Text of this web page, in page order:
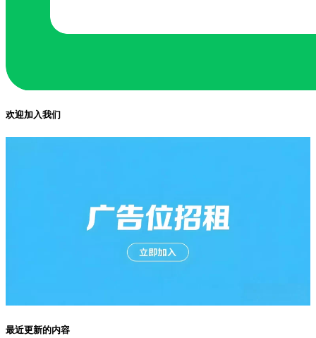
欢迎加入我们
最近更新的内容